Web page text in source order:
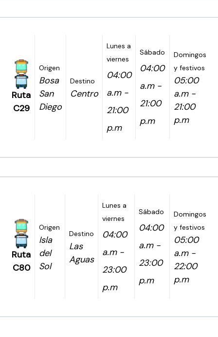
Ruta
C29
Origen
Bosa
San
Diego
Destino
Centro
Lunes a
viernes
04:00
a.m -
21:00
p.m
Sábado
04:00
a.m -
21:00
p.m
Domingos
y festivos
05:00
a.m -
21:00
p.m
Ruta
C80
Origen
Isla
del
Sol
Destino
Las
Aguas
Lunes a
viernes
04:00
a.m -
23:00
p.m
Sábado
04:00
a.m -
23:00
p.m
Domingos
y festivos
05:00
a.m -
22:00
p.m